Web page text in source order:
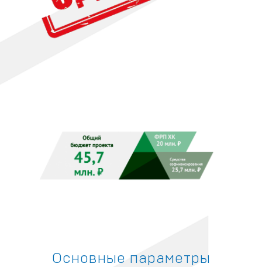
Основные параметры